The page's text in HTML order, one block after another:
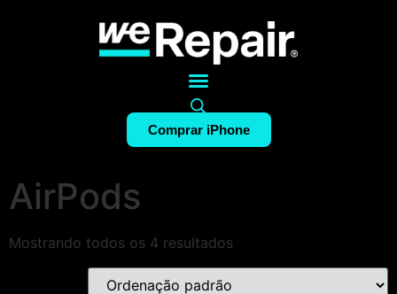
Comprar iPhone
AirPods
Mostrando todos os 4 resultados